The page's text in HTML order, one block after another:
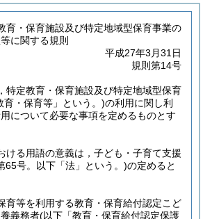
育・保育施設及び特定地域型保育事業の
に関する規則
平成27年3月31日
規則第14号
特定教育・保育施設及び特定地域型保育
育・保育等」という。)の利用に関し利
について必要な事項を定めるものとす
ける用語の意義は，子ども・子育て支援
65号。以下「法」という。)の定めると
育等を利用する教育・保育給付認定こど
義務者(以下「教育・保育給付認定保護